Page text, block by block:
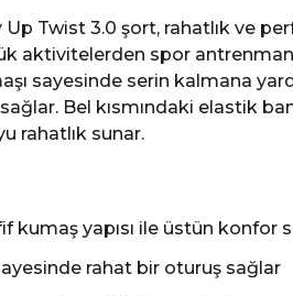
Twist 3.0 şort, rahatlık ve
aktivitelerden spor
sayesinde serin kalmana
Bel kısmındaki elastik
rahatlık sunar.
kumaş yapısı ile üstün konfor
rahat bir oturuş sağlar